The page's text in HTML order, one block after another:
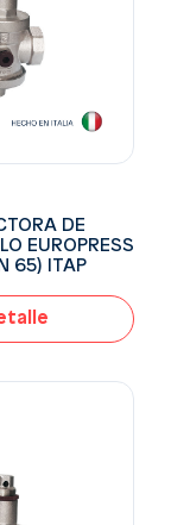
DE
EUROPRESS
65) ITAP